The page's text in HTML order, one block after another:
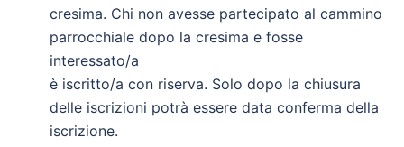
cresima. Chi non avesse partecipato al cammino
parrocchiale dopo la cresima e fosse
interessato/a
è iscritto/a con riserva. Solo dopo la chiusura
delle iscrizioni potrà essere data conferma della
iscrizione.